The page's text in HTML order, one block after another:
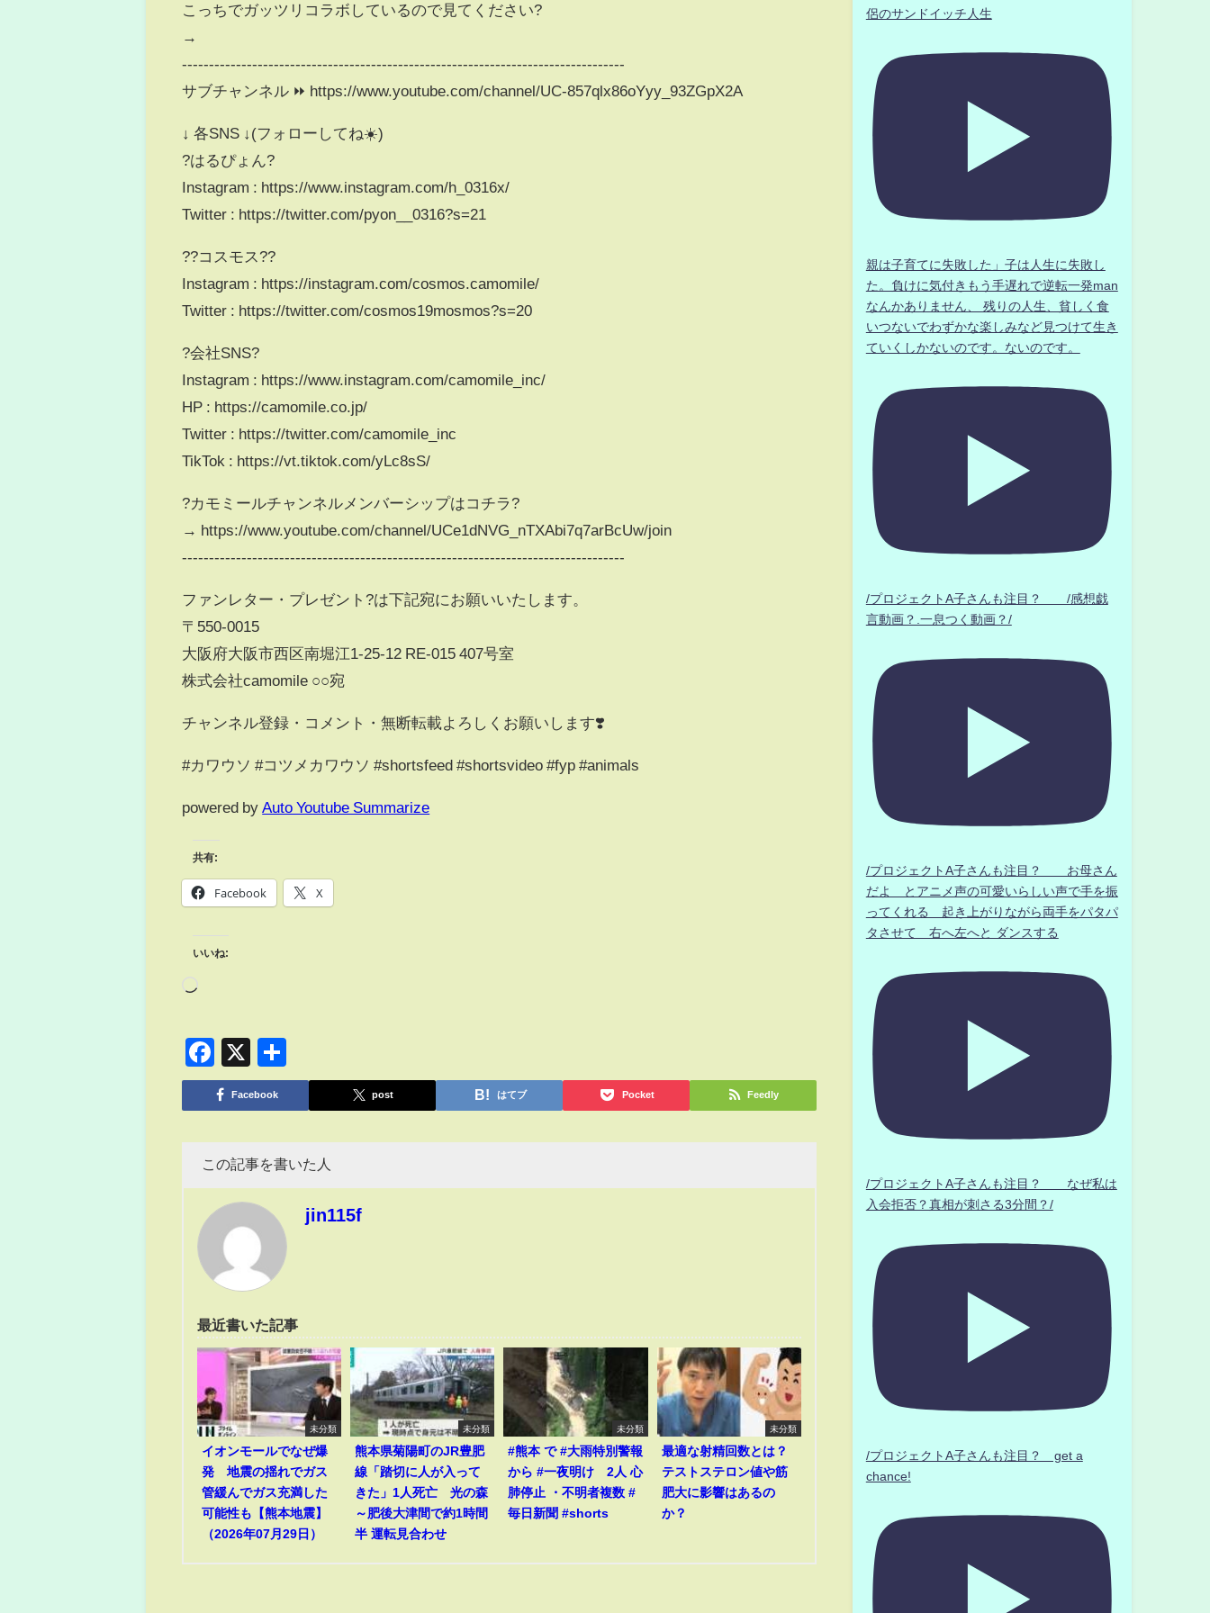
こっちでガッツリコラボしているので見てください?
→
----------------------------------------------------------------------------------
サブチャンネル ⏩ https://www.youtube.com/channel/UC-857qlx86oYyy_93ZGpX2A
↓ 各SNS ↓(フォローしてね☀️)
?はるぴょん?
Instagram : https://www.instagram.com/h_0316x/
Twitter : https://twitter.com/pyon__0316?s=21
??コスモス??
Instagram : https://instagram.com/cosmos.camomile/
Twitter : https://twitter.com/cosmos19mosmos?s=20
?会社SNS?
Instagram : https://www.instagram.com/camomile_inc/
HP : https://camomile.co.jp/
Twitter : https://twitter.com/camomile_inc
TikTok : https://vt.tiktok.com/yLc8sS/
?カモミールチャンネルメンバーシップはコチラ?
→ https://www.youtube.com/channel/UCe1dNVG_nTXAbi7q7arBcUw/join
----------------------------------------------------------------------------------
ファンレター・プレゼント?は下記宛にお願いいたします。
〒550-0015
大阪府大阪市西区南堀江1-25-12 RE-015 407号室
株式会社camomile ○○宛
チャンネル登録・コメント・無断転載よろしくお願いします❣️
#カワウソ #コツメカワウソ #shortsfeed #shortsvideo #fyp #animals
powered by Auto Youtube Summarize
共有:
Facebook X
いいね:
Facebook
X
有
Facebook post はてブ Pocket Feedly
この記事を書いた人
jin115f
最近書いた記事
未分類
イオンモールでなぜ爆
発 地震の揺れでガス
管緩んでガス充満した
可能性も【熊本地震】
（2026年07月29日）
未分類
熊本県菊陽町のJR豊肥
線「踏切に人が入って
きた」1人死亡 光の森
～肥後大津間で約1時間
半 運転見合わせ
未分類
#熊本 で #大雨特別警報
から #一夜明け 2人 心
肺停止 ・不明者複数 #
毎日新聞 #shorts
未分類
最適な射精回数とは？
テストステロン値や筋
肥大に影響はあるの
か？
侶のサンドイッチ人生
親は子育てに失敗した」子は人生に失敗し
た。負けに気付きもう手遅れで逆転一発man
なんかありません、 残りの人生、貧しく食
いつないでわずかな楽しみなど見つけて生き
ていくしかないのです。ないのです。
/プロジェクトA子さんも注目？ /感想戯
言動画？.一息つく動画？/
/プロジェクトA子さんも注目？ お母さん
だよ とアニメ声の可愛いらしい声で手を振
ってくれる 起き上がりながら両手をパタパ
タさせて 右へ左へと ダンスする
/プロジェクトA子さんも注目？ なぜ私は
入会拒否？真相が刺さる3分間？/
/プロジェクトA子さんも注目？ get a
chance!